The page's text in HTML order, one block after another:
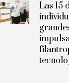
Las 15